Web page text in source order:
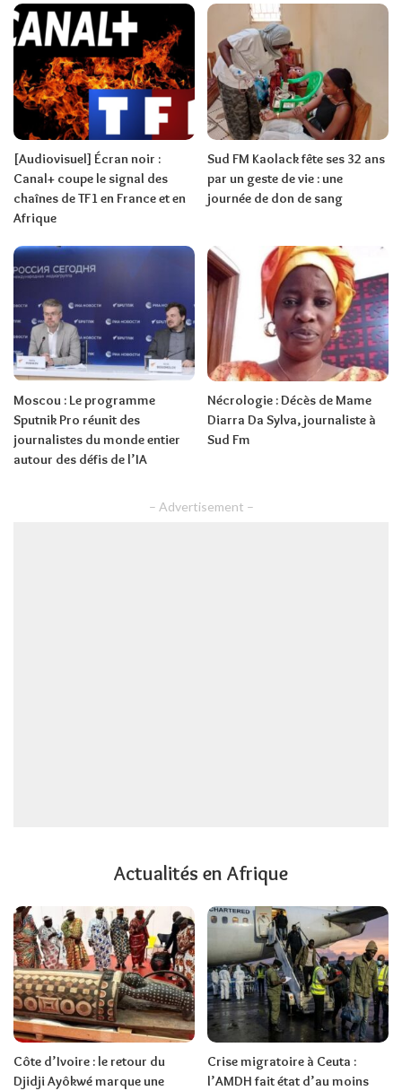
[Audiovisuel] Écran noir :
Canal+ coupe le signal des
chaînes de TF1 en France et en
Afrique
Sud FM Kaolack fête ses 32 ans
par un geste de vie : une
journée de don de sang
Moscou : Le programme
Sputnik Pro réunit des
journalistes du monde entier
autour des défis de l’IA
Nécrologie : Décès de Mame
Diarra Da Sylva, journaliste à
Sud Fm
– Advertisement –
Actualités en Afrique
Côte d’Ivoire : le retour du
Djidji Ayôkwé marque une
Crise migratoire à Ceuta :
l’AMDH fait état d’au moins